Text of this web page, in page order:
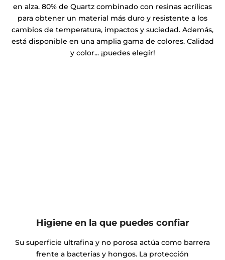
en alza. 80% de Quartz combinado con resinas acrílicas
para obtener un material más duro y resistente a los
cambios de temperatura, impactos y suciedad. Además,
está disponible en una amplia gama de colores. Calidad
y color... ¡puedes elegir!
Higiene en la que puedes confiar
Su superficie ultrafina y no porosa actúa como barrera
frente a bacterias y hongos. La protección